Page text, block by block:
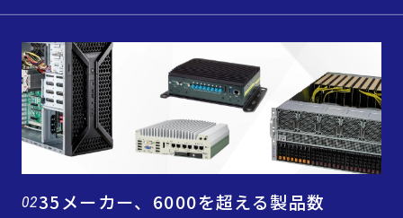
0235メーカー、6000を超える製品数